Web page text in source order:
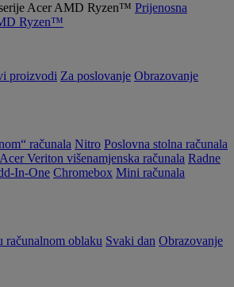
Prijenosna
Ryzen™
proizvodi Za poslovanje Obrazovanje
računala Nitro Poslovna stolna računala
Acer Veriton višenamjenska računala Radne
In-One Chromebox Mini računala
računalnom oblaku Svaki dan Obrazovanje